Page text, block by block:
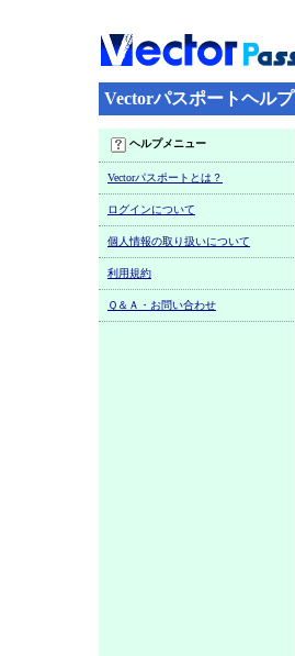
Vectorパスポートヘルプ
ヘルプメニュー
Vectorパスポートとは？
ログインについて
個人情報の取り扱いについて
利用規約
Ｑ＆Ａ・お問い合わせ